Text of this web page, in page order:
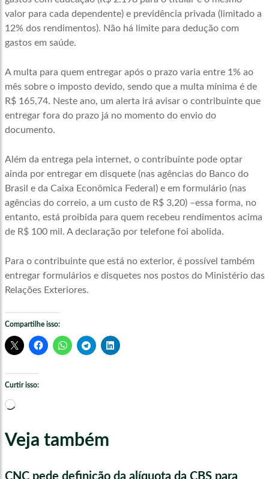
valor para cada dependente) e previdência privada (limitado a
12% dos rendimentos). Não há limite para dedução com
gastos em saúde.
A multa para quem entregar após o prazo varia entre 1% ao
mês sobre o imposto devido, sendo que a multa mínima é de
R$ 165,74. Neste ano, um alerta irá avisar o contribuinte que
entregar fora do prazo já no momento do envio do
documento.
Além da entrega pela internet, o contribuinte pode optar
ainda por entregar em disquete (nas agências do Banco do
Brasil e da Caixa Econômica Federal) e em formulário (nas
agências do correio, a um custo de R$ 3,20) –essa forma, no
entanto, está proibida para quem recebeu rendimentos acima
de R$ 100 mil. A declaração por telefone foi abolida.
Para o contribuinte que está no exterior, é possível também
entregar formulários e disquetes nos postos do Ministério das
Relações Exteriores.
Compartilhe isso:
Curtir isso:
Carregando...
Veja também
CNC pede definição da alíquota da CBS para